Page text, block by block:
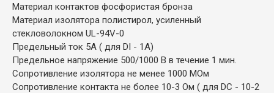
Материал контактов фосфористая бронза
Материал изолятора полистирол, усиленный
стекловолокном UL-94V-0
Предельный ток 5А ( для DI - 1А)
Предельное напряжение 500/1000 В в течение 1 мин.
Сопротивление изолятора не менее 1000 МОм
Сопротивление контакта не более 10-3 Ом ( для DC - 10-2